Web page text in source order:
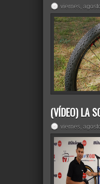
viernes,
(VÍDEO) LA
viernes,